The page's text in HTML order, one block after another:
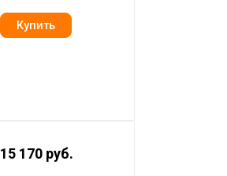
15 170 руб.